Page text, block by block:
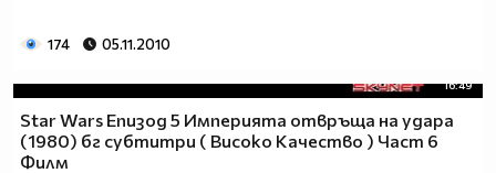
174 05.11.2010
16:49
Star Wars Епизод 5 Империята отвръща на удара
(1980) бг субтитри ( Високо Качество ) Част 6
Филм